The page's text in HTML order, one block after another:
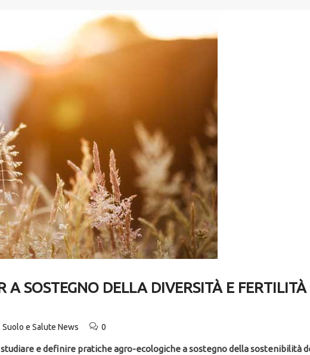
A SOSTEGNO DELLA DIVERSITÀ E
Suolo e Salute News 0
e definire pratiche agro-ecologiche a sostegno della sostenibilità